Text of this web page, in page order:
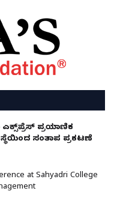
ಪ್ರಯಾಣಿಕ
ಸಂತಾಪ ಪ್ರಕಟಣೆ
at Sahyadri College